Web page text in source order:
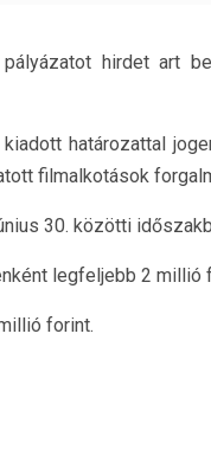
hirdet art
határozattal
filmalkotások
30. közötti
legfeljebb 2 millió
forint.